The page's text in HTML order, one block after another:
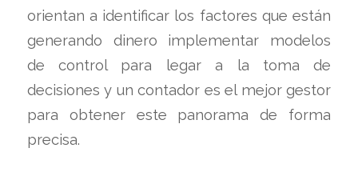
orientan a identificar los factores que están
generando dinero implementar modelos
de control para legar a la toma de
decisiones y un contador es el mejor gestor
para obtener este panorama de forma
precisa.